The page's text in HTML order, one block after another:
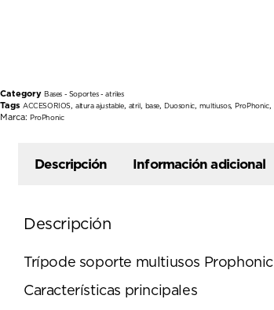
Category Bases - Soportes - atriles
Tags ACCESORIOS, altura ajustable, atril, base,Duosonic, multiusos,ProPhonic,
Marca: ProPhonic
Descripción Información adicional
Descripción
Trípode soporte multiusos Prophonic
Características principales